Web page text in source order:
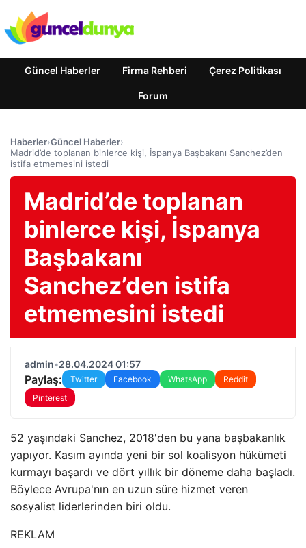
Güncel Haberler Firma Rehberi Çerez Politikası
Forum
Haberler›Güncel Haberler›
Madrid’de toplanan binlerce kişi, İspanya Başbakanı Sanchez’den
istifa etmemesini istedi
Madrid’de toplanan
binlerce kişi, İspanya
Başbakanı
Sanchez’den istifa
etmemesini istedi
admin•28.04.2024 01:57
Paylaş: Twitter Facebook WhatsApp
Reddit
Pinterest
52 yaşındaki Sanchez, 2018'den bu yana başbakanlık
yapıyor. Kasım ayında yeni bir sol koalisyon hükümeti
kurmayı başardı ve dört yıllık bir döneme daha başladı.
Böylece Avrupa'nın en uzun süre hizmet veren
sosyalist liderlerinden biri oldu.
REKLAM